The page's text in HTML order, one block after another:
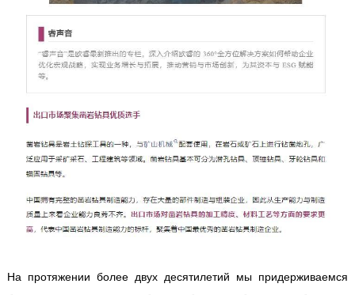
На протяжении более двух десятилетий мы придерживаемся